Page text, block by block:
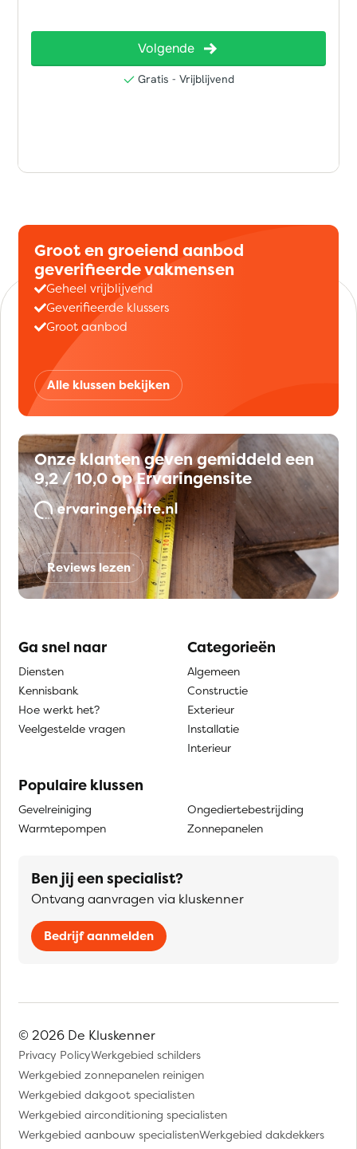
Groot en groeiend aanbod
geverifieerde vakmensen
Geheel vrijblijvend
Geverifieerde klussers
Groot aanbod
Alle klussen bekijken
Onze klanten geven gemiddeld een
9,2 / 10,0 op Ervaringensite
Reviews lezen
Ga snel naar
Diensten
Kennisbank
Hoe werkt het?
Veelgestelde vragen
Categorieën
Algemeen
Constructie
Exterieur
Installatie
Interieur
Populaire klussen
Gevelreiniging
Warmtepompen
Ongediertebestrijding
Zonnepanelen
Ben jij een specialist?
Ontvang aanvragen via kluskenner
Bedrijf aanmelden
© 2026 De Kluskenner
Privacy PolicyWerkgebied schilders
Werkgebied zonnepanelen reinigen
Werkgebied dakgoot specialisten
Werkgebied airconditioning specialisten
Werkgebied aanbouw specialistenWerkgebied dakdekkers